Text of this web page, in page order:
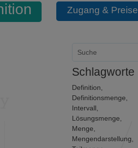
Zugang & Preise
Schlagworte
Definition,
Definitionsmenge,
Intervall,
Lösungsmenge,
Menge,
Mengendarstellung,